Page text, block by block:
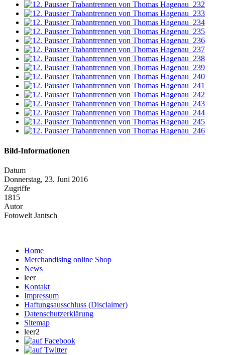
Bild-Informationen
Datum
Donnerstag, 23. Juni 2016
Zugriffe
1815
Autor
Fotowelt Jantsch
Home
Merchandising online Shop
News
leer
Kontakt
Impressum
Haftungsausschluss (Disclaimer)
Datenschutzerklärung
Sitemap
leer2